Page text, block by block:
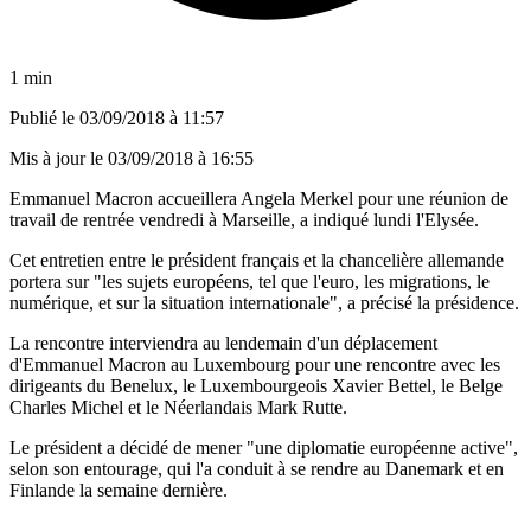
1 min
Publié le 03/09/2018 à 11:57
Mis à jour le 03/09/2018 à 16:55
Emmanuel Macron accueillera Angela Merkel pour une réunion de
travail de rentrée vendredi à Marseille, a indiqué lundi l'Elysée.
Cet entretien entre le président français et la chancelière allemande
portera sur "les sujets européens, tel que l'euro, les migrations, le
numérique, et sur la situation internationale", a précisé la présidence.
La rencontre interviendra au lendemain d'un déplacement
d'Emmanuel Macron au Luxembourg pour une rencontre avec les
dirigeants du Benelux, le Luxembourgeois Xavier Bettel, le Belge
Charles Michel et le Néerlandais Mark Rutte.
Le président a décidé de mener "une diplomatie européenne active",
selon son entourage, qui l'a conduit à se rendre au Danemark et en
Finlande la semaine dernière.